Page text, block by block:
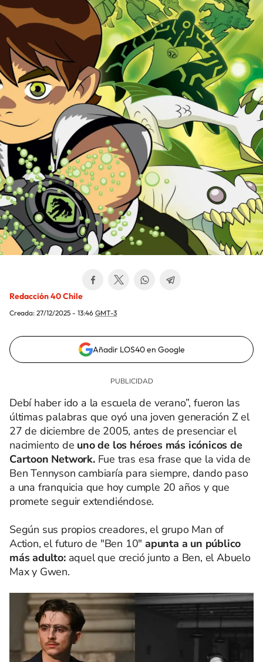
Redacción 40 Chile
Creada: 27/12/2025 - 13:46 GMT-3
Añadir LOS40 en Google
Debí haber ido a la escuela de verano”, fueron las
últimas palabras que oyó una joven generación Z el
27 de diciembre de 2005, antes de presenciar el
nacimiento de uno de los héroes más icónicos de
Cartoon Network.Fue tras esa frase que la vida de
Ben Tennyson cambiaría para siempre, dando paso
a una franquicia que hoy cumple 20 años y que
promete seguir extendiéndose.
Según sus propios creadores, el grupo Man of
Action, el futuro de "Ben 10" apunta a un público
más adulto:aquel que creció junto a Ben, el Abuelo
Max y Gwen.